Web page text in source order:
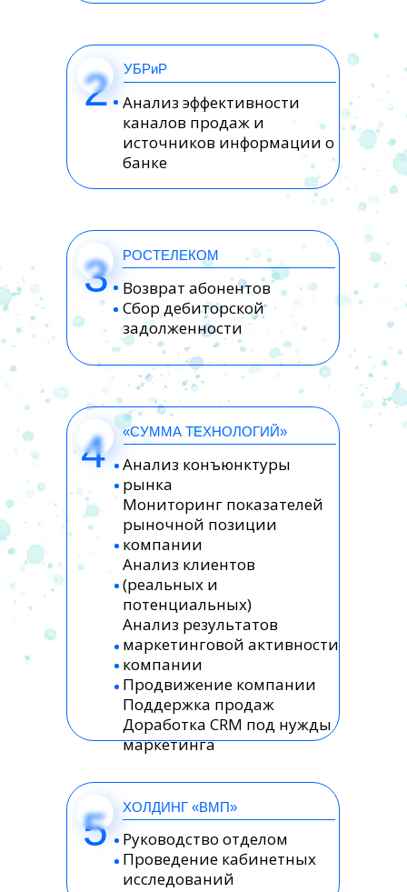
4
5
2
3
«СУММА ТЕХНОЛОГИЙ»
ХОЛДИНГ «ВМП»
УБРиР
РОСТЕЛЕКОМ
Анализ конъюнктуры
рынка
Мониторинг показателей
рыночной позиции
компании
Анализ клиентов
(реальных и
потенциальных)
Анализ результатов
маркетинговой активности
компании
Продвижение компании
Поддержка продаж
Доработка CRM под нужды
маркетинга
Руководство отделом
Проведение кабинетных
исследований
Анализ эффективности
каналов продаж и
источников информации о
банке
Возврат абонентов
Сбор дебиторской
задолженности